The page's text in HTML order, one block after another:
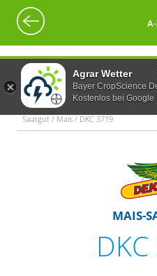
Agrar Wetter
Bayer CropScience
Kostenlos bei Google
Saatgut / Mais / DKC 3719
MAIS-